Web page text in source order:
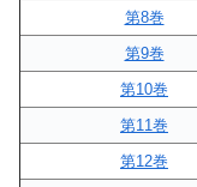
第8巻
第9巻
第10巻
第11巻
第12巻